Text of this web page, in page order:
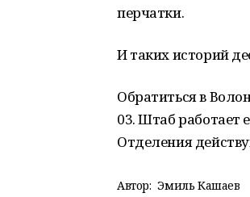
перчатки.
И таких историй
Обратиться в
03. Штаб работает
Отделения
Автор: Эмиль Кашаев